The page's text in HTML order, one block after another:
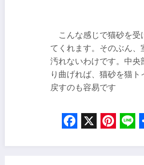
こんな感じで猫砂を受
てくれます。そのぶん、
汚れないわけです。中央
り曲げれば、猫砂を猫ト
戻すのも容易です